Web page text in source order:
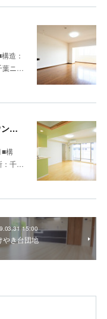
造：
葉ニ…
ブルーミングレジデンス千葉ニュータウン中央
■構
：千…
15:00
やき台団地